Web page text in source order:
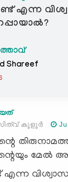
എന്ന
Shareef
കൂളൂര്‍
മേല്‍